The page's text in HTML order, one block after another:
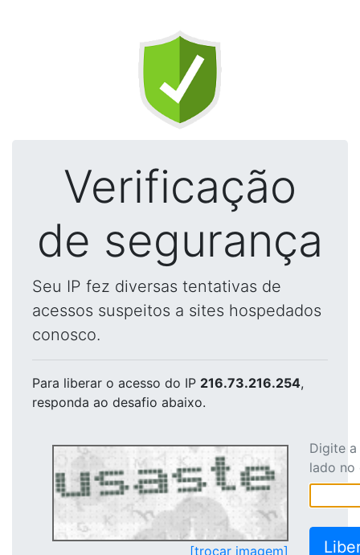
Verificação
de segurança
Seu IP fez diversas tentativas de
acessos suspeitos a sites hospedados
conosco.
Para liberar o acesso do IP 216.73.216.254,
responda ao desafio abaixo.
[trocar imagem]
Digite
lado no